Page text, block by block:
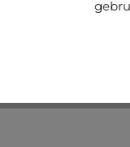
je met een